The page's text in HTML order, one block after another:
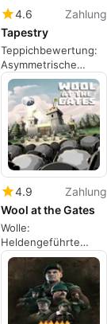
4.6
Zahlung
Tapestry
Teppichbewertung:
Asymmetrische
Großstrategie mit
Schwerpunkt auf
langfristiger Planung
4.9
Zahlung
Wool at the Gates
Wolle:
Heldengeführte
taktische
Verteidigung gegen
die Schafokalypse